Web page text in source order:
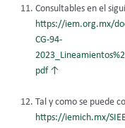
Consultables en el
https://iem.org.mx/
CG-94-
pdf ↑
Tal y como se puede
https://iemich.mx/